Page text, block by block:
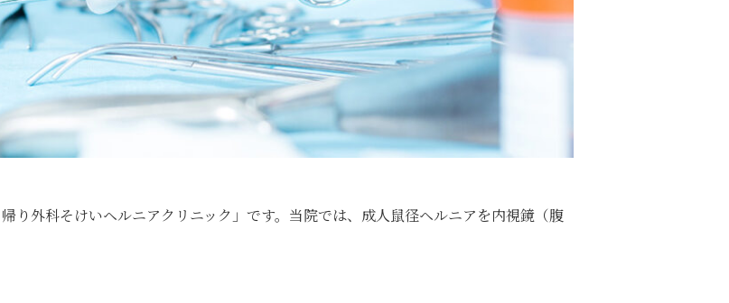
り外科そけいヘルニアクリニック」です。当院では、成人鼠径ヘルニアを内視鏡（腹